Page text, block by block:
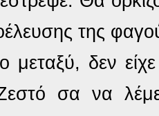
της
μεταξύ, δεν
σα να